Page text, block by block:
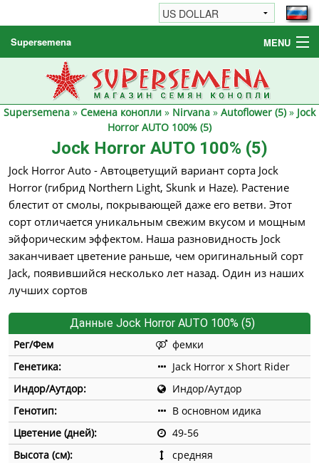
Supersemena MENU
Семена конопли
Другие товары
Как заказать / FAQ
Supersemena » Семена конопли » Nirvana » Autoflower (5)» Jock
Horror AUTO 100% (5)
Jock Horror AUTO 100% (5)
Jock Horror Auto - Автоцветущий вариант сорта Jock
Horror (гибрид Northern Light, Skunk и Haze). Растение
блестит от смолы, покрывающей даже его ветви. Этот
сорт отличается уникальным свежим вкусом и мощным
эйфорическим эффектом. Наша разновидность Jock
заканчивает цветение раньше, чем оригинальный сорт
Jack, появившийся несколько лет назад. Один из наших
лучших сортов
Данные Jock Horror AUTO 100% (5)
Рег/Фем
фемки
Генетика:
Jack Horror x Short Rider
Индор/Аутдор:
Индор/Аутдор
Генотип:
В основном идика
Цветение (дней):
49-56
Высота (см):
средняя